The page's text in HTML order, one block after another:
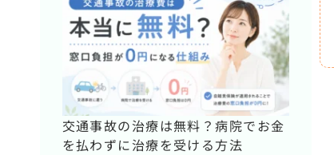
交通事故の治療は無料？病院でお金
を払わずに治療を受ける方法